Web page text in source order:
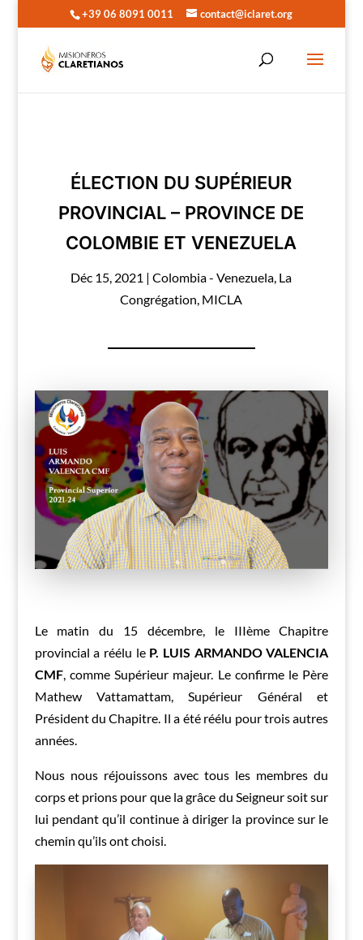
+39 06 8091 0011 contact@iclaret.org
ÉLECTION DU SUPÉRIEUR
PROVINCIAL – PROVINCE DE
COLOMBIE ET VENEZUELA
Déc 15, 2021 |Colombia - Venezuela, La
Congrégation, MICLA
Le matin du 15 décembre, le IIIème Chapitre
provincial a réélu le P. LUIS ARMANDO VALENCIA
CMF, comme Supérieur majeur. Le confirme le Père
Mathew Vattamattam, Supérieur Général et
Président du Chapitre. Il a été réélu pour trois autres
années.
Nous nous réjouissons avec tous les membres du
corps et prions pour que la grâce du Seigneur soit sur
lui pendant qu’il continue à diriger la province sur le
chemin qu’ils ont choisi.